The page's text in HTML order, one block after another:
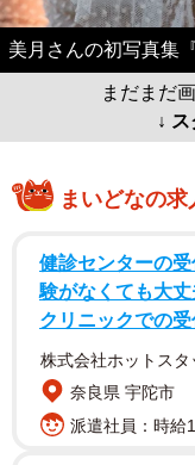
美月さんの初写真集
まだまだ
↓
まいどなの求
健診センターの
験がなくても大
クリニックでの
株式会社ホットスタ
奈良県 宇陀市
派遣社員：時給